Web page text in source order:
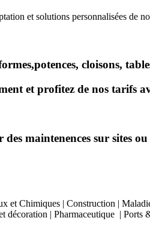
et solutions personnalisées de
cloisons,
et profitez de nos tarifs
maintenences sur sites
Chimiques | Construction |
décoration | Pharmaceutique |